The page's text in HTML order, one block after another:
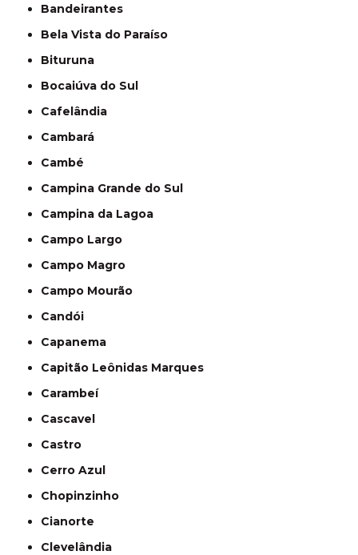
Bandeirantes
Bela Vista do Paraíso
Bituruna
Bocaiúva do Sul
Cafelândia
Cambará
Cambé
Campina Grande do Sul
Campina da Lagoa
Campo Largo
Campo Magro
Campo Mourão
Candói
Capanema
Capitão Leônidas Marques
Carambeí
Cascavel
Castro
Cerro Azul
Chopinzinho
Cianorte
Clevelândia